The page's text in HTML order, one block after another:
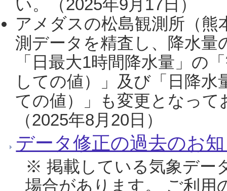
い。（2025年9月17日）
アメダスの松島観測所（熊
測データを精査し、降水
「日最大1時間降水量」の
しての値）」及び「日降
ての値）」も変更となっ
（2025年8月20日）
データ修正の過去のお
※ 掲載している気象デー
場合があります。 ご利用